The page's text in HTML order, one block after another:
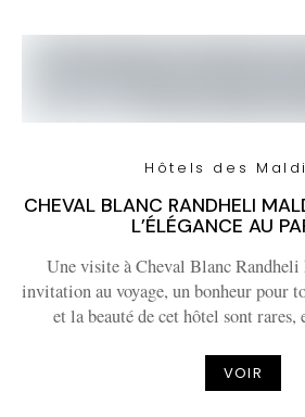
Hôtels des
CHEVAL BLANC RANDHELI
L’ÉLÉGANCE AU
Une visite à Cheval Blanc Randheli
invitation au voyage, un bonheur pour
et la beauté de cet hôtel sont
VOIR